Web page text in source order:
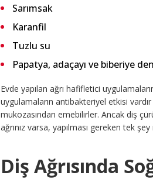
Sarımsak
Karanfil
Tuzlu su
Papatya, adaçayı ve biberiye
Evde yapılan ağrı hafifletici
uygulamaların antibakteriyel etkisi
mukozasından emebilirler. Ancak diş
ağrınız varsa, yapılması gereken tek
Diş Ağrısında